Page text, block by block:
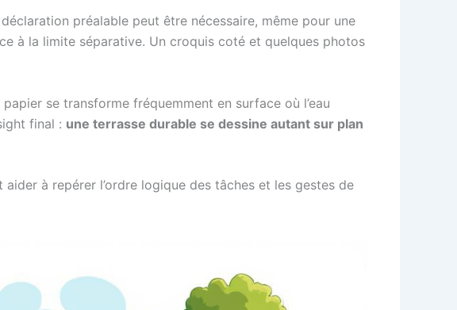
préalable peut être nécessaire, même pour une
à la limite séparative. Un croquis coté et quelques photos
se transforme fréquemment en surface où l’eau
final : une terrasse durable se dessine autant sur plan
à repérer l’ordre logique des tâches et les gestes de